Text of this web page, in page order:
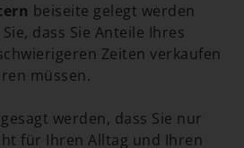
beiseite gelegt werden
dass Sie Anteile Ihres
Zeiten verkaufen
müssen.
werden, dass Sie nur
für Ihren Alltag und Ihren